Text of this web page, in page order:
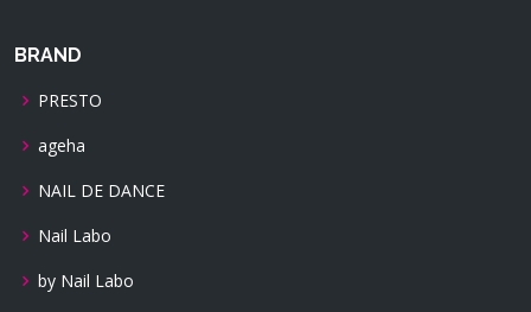
BRAND
PRESTO
ageha
NAIL DE DANCE
Nail Labo
by Nail Labo